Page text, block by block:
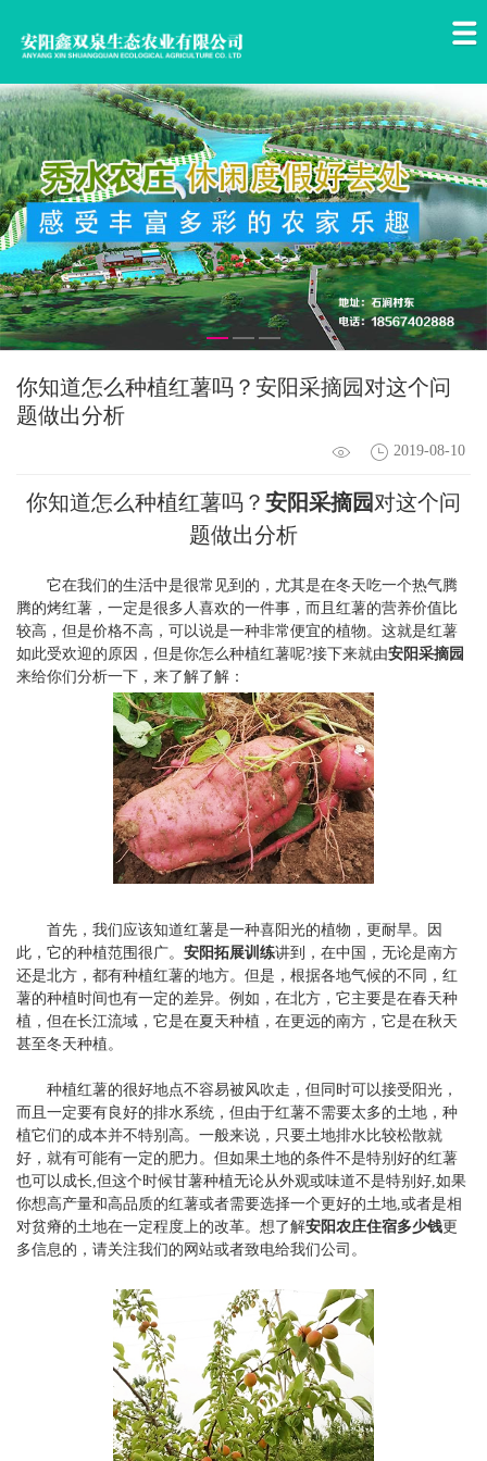
你知道怎么种植红薯吗？安阳采摘园对这个问
题做出分析
2019-08-10
你知道怎么种植红薯吗？ 安阳采摘园对这个问
题做出分析
它在我们的生活中是很常见到的，尤其是在冬天吃一个热气腾
腾的烤红薯，一定是很多人喜欢的一件事，而且红薯的营养价值比
较高，但是价格不高，可以说是一种非常便宜的植物。这就是红薯
如此受欢迎的原因，但是你怎么种植红薯呢?接下来就由安阳采摘园
来给你们分析一下，来了解了解：
首先，我们应该知道红薯是一种喜阳光的植物，更耐旱。因
此，它的种植范围很广。 安阳拓展训练讲到，在中国，无论是南方
还是北方，都有种植红薯的地方。但是，根据各地气候的不同，红
薯的种植时间也有一定的差异。例如，在北方，它主要是在春天种
植，但在长江流域，它是在夏天种植，在更远的南方，它是在秋天
甚至冬天种植。
种植红薯的很好地点不容易被风吹走，但同时可以接受阳光，
而且一定要有良好的排水系统，但由于红薯不需要太多的土地，种
植它们的成本并不特别高。一般来说，只要土地排水比较松散就
好，就有可能有一定的肥力。但如果土地的条件不是特别好的红薯
也可以成长,但这个时候甘薯种植无论从外观或味道不是特别好,如果
你想高产量和高品质的红薯或者需要选择一个更好的土地,或者是相
对贫瘠的土地在一定程度上的改革。想了解安阳农庄住宿多少钱更
多信息的，请关注我们的网站或者致电给我们公司。